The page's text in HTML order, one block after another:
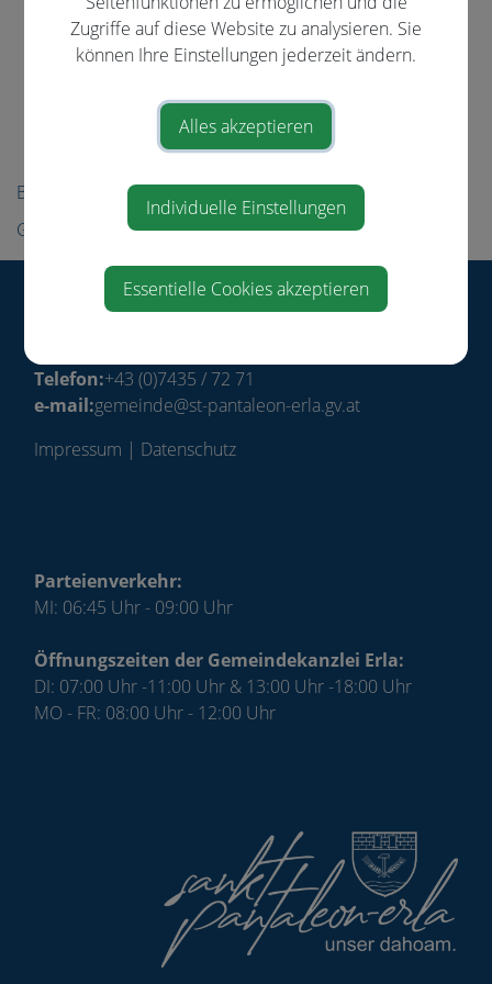
Gemeinderat
Bürgerservice
Gemeindeeinrichtungen
Gemeinde St. Pantaleon-Erla
Telefon:+43 (0)7435 / 72 71
e-mail:gemeinde@st-pantaleon-erla.gv.at
Impressum | Datenschutz
Parteienverkehr:
MI: 06:45 Uhr - 09:00 Uhr
Öffnungszeiten der Gemeindekanzlei Erla:
DI: 07:00 Uhr -11:00 Uhr & 13:00 Uhr -18:00 Uhr
MO - FR: 08:00 Uhr - 12:00 Uhr
Zugriffe auf diese Website zu analysieren. Sie
können Ihre Einstellungen jederzeit ändern.
Alles akzeptieren
Individuelle Einstellungen
Essentielle Cookies akzeptieren